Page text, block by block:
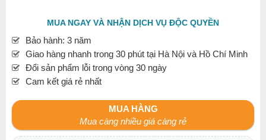
MUA NGAY VÀ NHẬN DỊCH VỤ ĐỘC QUYỀN
Bảo hành: 3 năm
Giao hàng nhanh trong 30 phút tại Hà Nội và Hồ Chí Minh
Đổi sản phẩm lỗi trong vòng 30 ngày
Cam kết giá rẻ nhất
MUA HÀNG
Mua càng nhiều giá càng rẻ